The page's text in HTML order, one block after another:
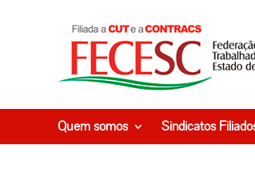
Quem somos Sindicatos